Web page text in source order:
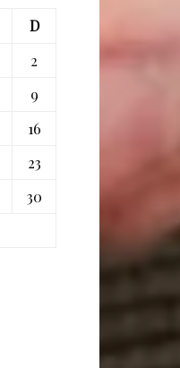
D
2
9
16
23
30